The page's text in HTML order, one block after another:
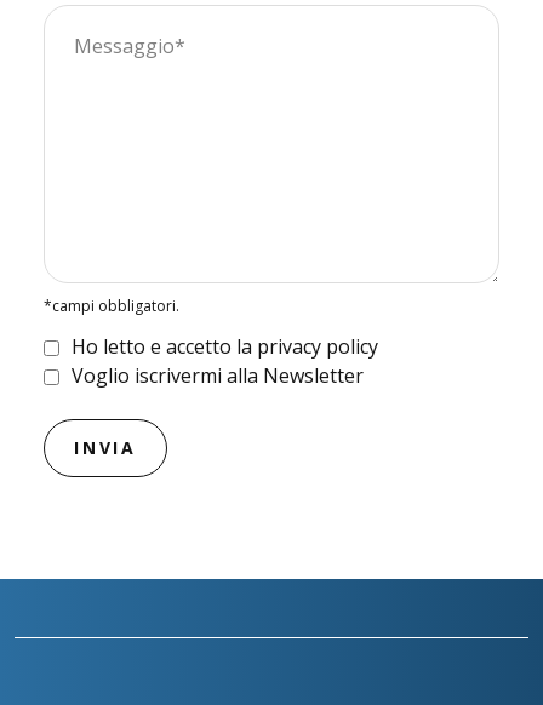
*campi obbligatori.
Ho letto e accetto la privacy policy
Voglio iscrivermi alla Newsletter